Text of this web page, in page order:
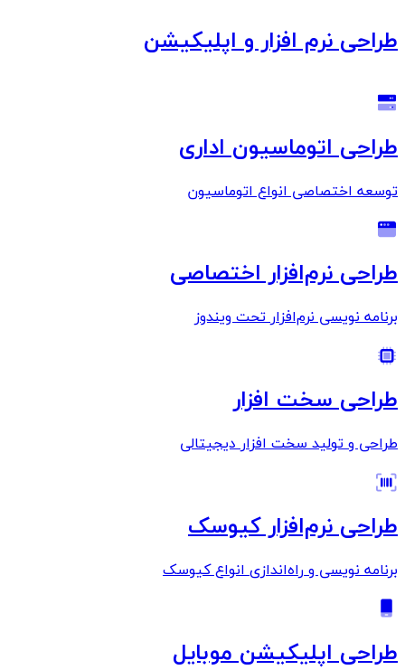
طراحی نرم افزار و اپلیکیشن
طراحی اتوماسیون اداری
توسعه اختصاصی انواع اتوماسیون
طراحی نرم‌افزار اختصاصی
برنامه نویسی نرم‌افزار تحت ویندوز
طراحی سخت افزار
طراحی و تولید سخت افزار دیجیتالی
طراحی نرم‌افزار کیوسک
برنامه نویسی و راه‌اندازی انواع کیوسک
طراحی اپلیکیشن موبایل